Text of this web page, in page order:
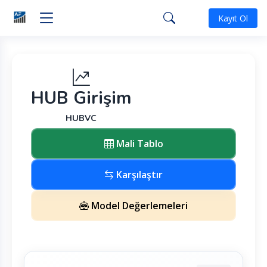
Kayıt Ol
HUB Girişim
HUBVC
Mali Tablo
Karşılaştır
Model Değerlemeleri